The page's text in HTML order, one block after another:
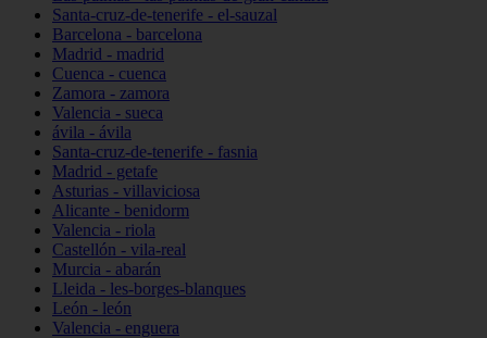
Santa-cruz-de-tenerife - el-sauzal
Barcelona - barcelona
Madrid - madrid
Cuenca - cuenca
Zamora - zamora
Valencia - sueca
ávila - ávila
Santa-cruz-de-tenerife - fasnia
Madrid - getafe
Asturias - villaviciosa
Alicante - benidorm
Valencia - riola
Castellón - vila-real
Murcia - abarán
Lleida - les-borges-blanques
León - león
Valencia - enguera